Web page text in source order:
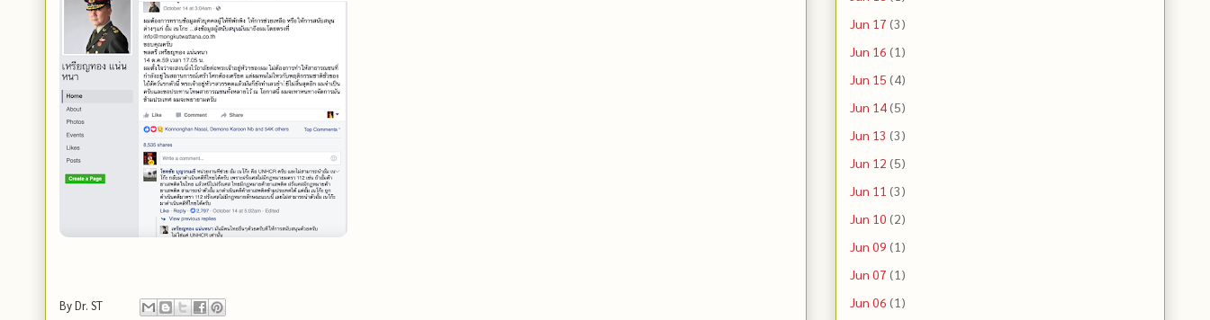
ByDr. ST
Jun 17 (3)
Jun 16 (1)
Jun 15 (4)
Jun 14(5)
Jun 13 (3)
Jun 12 (5)
Jun 11 (3)
Jun 10 (2)
Jun 09 (1)
Jun 07 (1)
Jun 06 (1)